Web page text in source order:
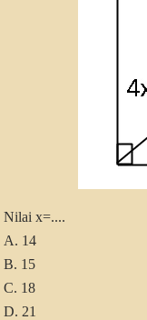
Nilai x=....
A. 14
B. 15
C. 18
D. 21